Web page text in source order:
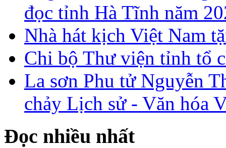
đọc tỉnh Hà Tĩnh năm
Nhà hát kịch Việt Nam
Chi bộ Thư viện tỉnh tổ
La sơn Phu tử Nguyễn
chảy Lịch sử - Văn hóa
Đọc nhiều nhất